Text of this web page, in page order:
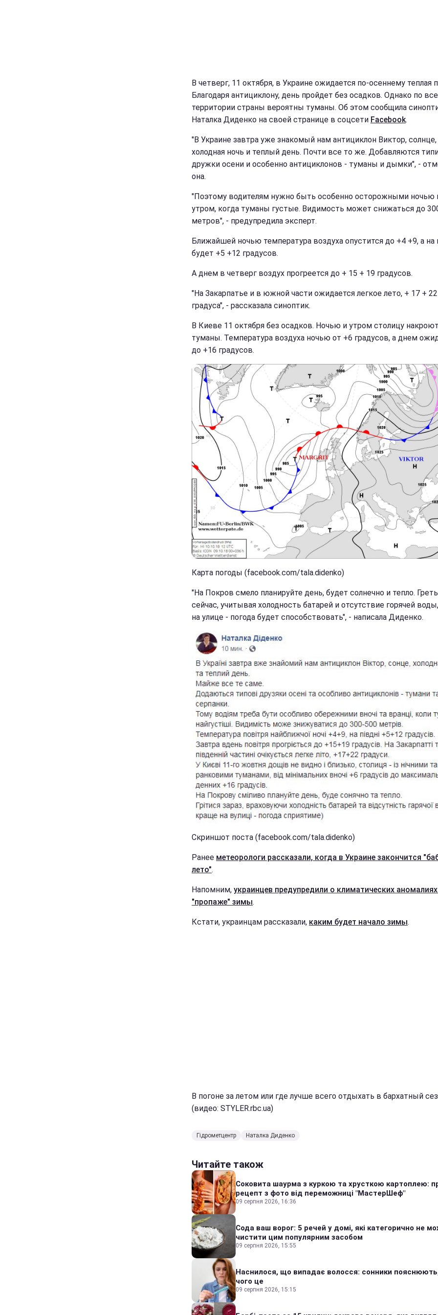
В четверг, 11 октября, в Украине ожидается по-осеннему теплая
Благодаря антициклону, день пройдет без осадков. Однако по
территории страны вероятны туманы. Об этом сообщила
Наталка Диденко на своей странице в соцсети Facebook.
"В Украине завтра уже знакомый нам антициклон Виктор, солнце,
холодная ночь и теплый день. Почти все то же. Добавляются
дружки осени и особенно антициклонов - туманы и дымки", -
она.
"Поэтому водителям нужно быть особенно осторожными ночью
утром, когда туманы густые. Видимость может снижаться до
метров", - предупредила эксперт.
Ближайшей ночью температура воздуха опустится до +4 +9, а на
будет +5 +12 градусов.
А днем в четверг ​​воздух прогреется до + 15 + 19 градусов.
"На Закарпатье и в южной части ожидается легкое лето, + 17 + 22
градуса", - рассказала синоптик.
В Киеве 11 октября без осадков. Ночью и утром столицу
туманы. Температура воздуха ночью от +6 градусов, а днем
до +16 градусов.
Карта погоды (facebook.com/tala.didenko)
"На Покров смело планируйте день, будет солнечно и тепло.
сейчас, учитывая холодность батарей и отсутствие горячей
на улице - погода будет способствовать", - написала Диденко.
Скриншот поста (facebook.com/tala.didenko)
Ранее метеорологи рассказали, когда в Украине закончится
лето".
Напомним, украинцев предупредили о климатических
"пропаже" зимы.
Кстати, украинцам рассказали, каким будет начало зимы.
В погоне за летом или где лучше всего отдыхать в бархатный
(видео: STYLER.rbc.ua)
Гідрометцентр Наталка Диденко
Читайте також
Соковита шаурма з куркою та хрусткою картоплею:
рецепт з фото від переможниці "МастерШеф"
09 серпня 2026, 16:36
Сода ваш ворог: 5 речей у домі, які категорично не
чистити цим популярним засобом
09 серпня 2026, 15:55
Наснилося, що випадає волосся: сонники
чого це
09 серпня 2026, 15:15